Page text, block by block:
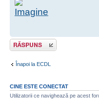
Scrie un răspuns
Înapoi la ECDL
CINE ESTE CONECTAT
Utilizatorii ce navighează pe acest